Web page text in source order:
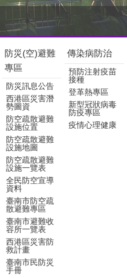
防災(空)避難
專區
防災訊息公告
西港區災害潛
勢圖資
防空疏散避難
設施位置
防空疏散避難
設施地圖
防空疏散避難
設施一覽表
全民防空宣導
資料
臺南市防空疏
散避難專區
臺南市避難收
容所一覽表
西港區災害防
救計畫
臺南市民防災
手冊
傳染病防治
預防注射疫苗
接種
登革熱專區
新型冠狀病毒
防疫專區
疫情心理健康